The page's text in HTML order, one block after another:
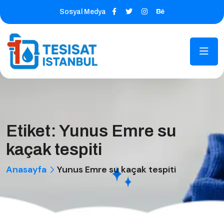
Sosyal Medya
Etiket: Yunus Emre su
kaçak tespiti
Anasayfa Yunus Emre su kaçak tespiti